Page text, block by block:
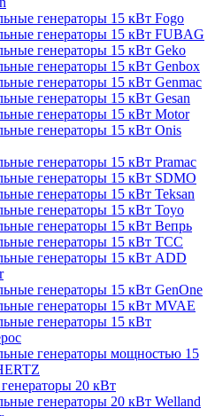
генераторы 15 кВт Fogo
генераторы 15 кВт FUBAG
генераторы 15 кВт Geko
генераторы 15 кВт Genbox
генераторы 15 кВт Genmac
генераторы 15 кВт Gesan
генераторы 15 кВт Motor
генераторы 15 кВт Onis
генераторы 15 кВт Pramac
генераторы 15 кВт SDMO
генераторы 15 кВт Teksan
генераторы 15 кВт Toyo
генераторы 15 кВт Вепрь
генераторы 15 кВт ТСС
генераторы 15 кВт ADD
генераторы 15 кВт GenOne
генераторы 15 кВт MVAE
генераторы 15 кВт
генераторы мощностью 15
20 кВт
генераторы 20 кВт Welland